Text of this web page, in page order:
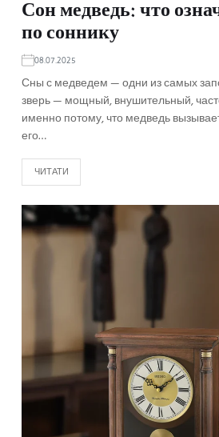
Сон медведь: что
по соннику
08.07.2025
Сны с медведем — одни из самых
зверь — мощный, внушительный,
именно потому, что медведь
его…
ЧИТАТИ